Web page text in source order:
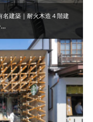
名建築｜耐火木造４階建
…